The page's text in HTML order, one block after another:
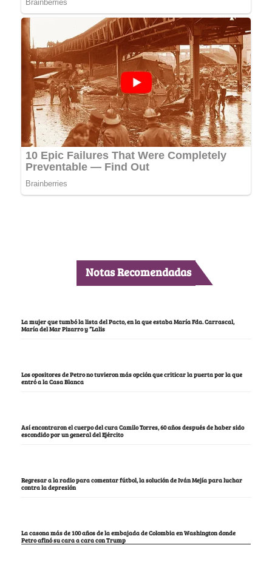
Notas Recomendadas
La mujer que tumbó la lista del Pacto, en la que estaba María Fda. Carrascal,
María del Mar Pizarro y “Lalis
Los opositores de Petro no tuvieron más opción que criticar la puerta por la que
entró a la Casa Blanca
Así encontraron el cuerpo del cura Camilo Torres, 60 años después de haber sido
escondido por un general del Ejército
Regresar a la radio para comentar fútbol, la solución de Iván Mejía para luchar
contra la depresión
La casona más de 100 años de la embajada de Colombia en Washington donde
Petro afinó su cara a cara con Trump